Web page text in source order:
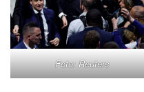
Foto: Reuters